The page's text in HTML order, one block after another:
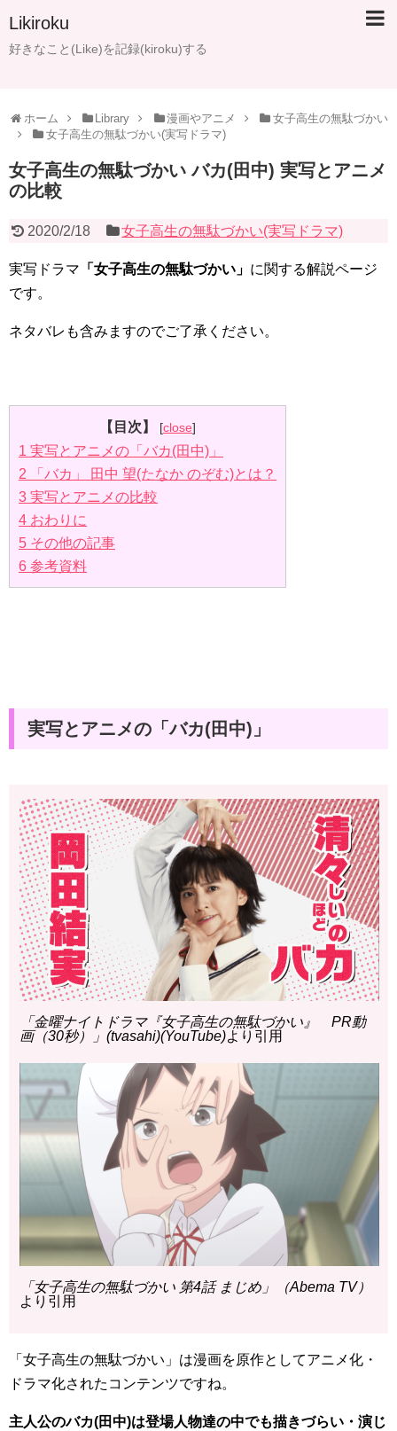
Likiroku
好きなこと(Like)を記録(kiroku)する
ホーム Library 漫画やアニメ
女子高生の無駄づかい
女子高生の無駄づかい(実写ドラマ)
女子高生の無駄づかい バカ(田中) 実写とアニメ
の比較
2020/2/18 女子高生の無駄づかい(実写ドラマ)
実写ドラマ 「女子高生の無駄づかい」 に関する解説ページ
です。
ネタバレも含みますのでご了承ください。
【目次】 [close]
1 実写とアニメの「バカ(田中)」
2 「バカ」 田中 望(たなか のぞむ)とは？
3 実写とアニメの比較
4 おわりに
5 その他の記事
6 参考資料
実写とアニメの「バカ(田中)」
「金曜ナイトドラマ『女子高生の無駄づかい』 PR動
画（30秒）」(tvasahi)(YouTube)より引用
「女子高生の無駄づかい 第4話 まじめ」（Abema TV）
より引用
「女子高生の無駄づかい」は漫画を原作としてアニメ化・
ドラマ化されたコンテンツですね。
主人公のバカ(田中)は登場人物達の中でも描きづらい・演じ